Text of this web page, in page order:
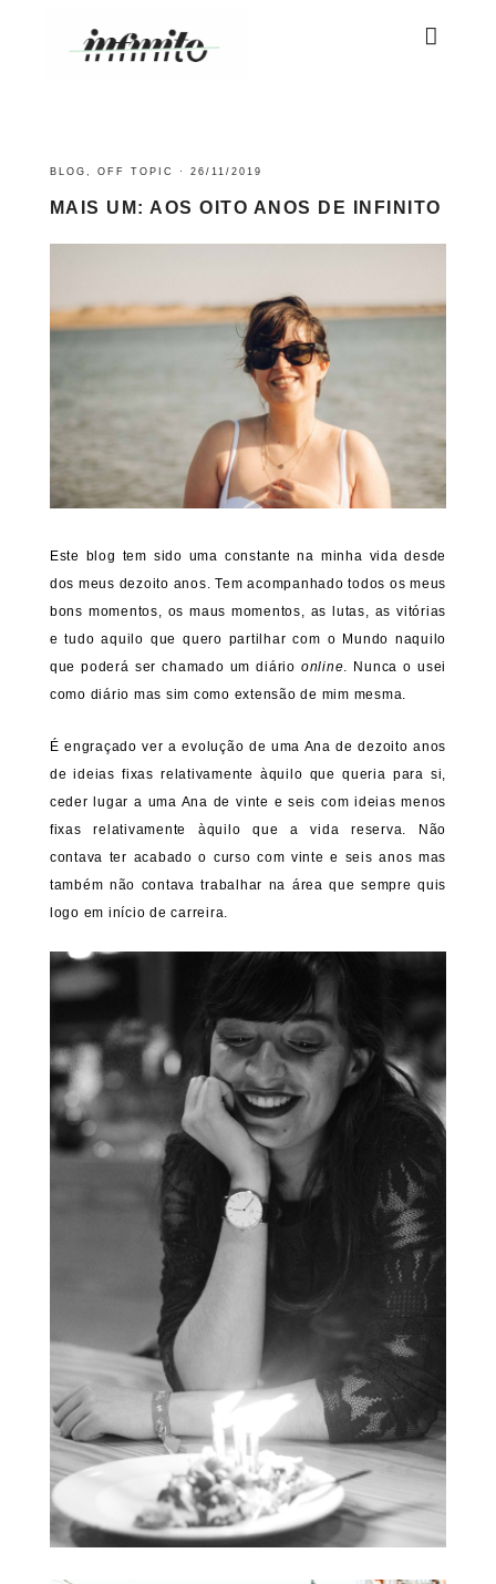
BLOG , OFF TOPIC · 26/11/2019
MAIS UM: AOS OITO ANOS DE INFINITO
Este blog tem sido uma constante na minha vida desde
dos meus dezoito anos. Tem acompanhado todos os meus
bons momentos, os maus momentos, as lutas, as vitórias
e tudo aquilo que quero partilhar com o Mundo naquilo
que poderá ser chamado um diário online. Nunca o usei
como diário mas sim como extensão de mim mesma.
É engraçado ver a evolução de uma Ana de dezoito anos
de ideias fixas relativamente àquilo que queria para si,
ceder lugar a uma Ana de vinte e seis com ideias menos
fixas relativamente àquilo que a vida reserva. Não
contava ter acabado o curso com vinte e seis anos mas
também não contava trabalhar na área que sempre quis
logo em início de carreira.